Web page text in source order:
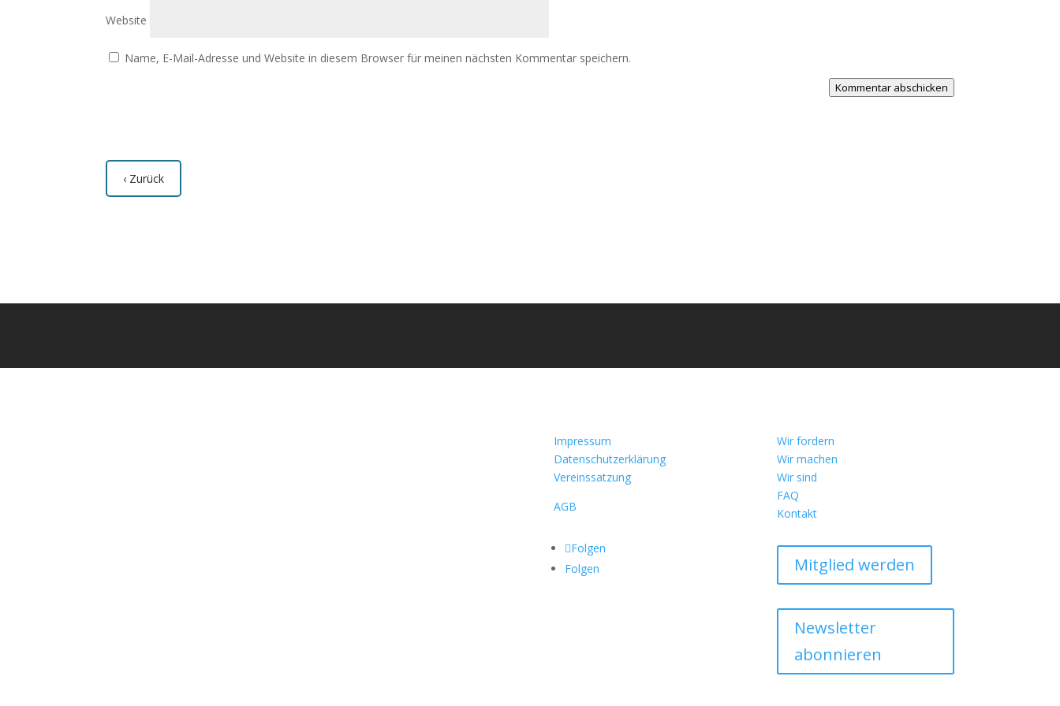
Website
Name, E-Mail-Adresse und Website in diesem Browser für meinen nächsten Kommentar speichern.
Kommentar abschicken
‹ Zurück
Impressum
Datenschutzerklärung
Vereinssatzung
AGB
Folgen
Folgen
Wir fordern
Wir machen
Wir sind
FAQ
Kontakt
Mitglied werden
Newsletter
abonnieren